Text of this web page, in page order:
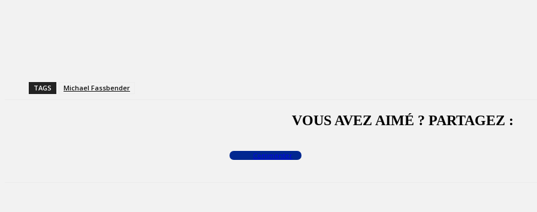
TAGS Michael Fassbender
VOUS AVEZ AIMÉ ? PARTAGEZ :
Commenter